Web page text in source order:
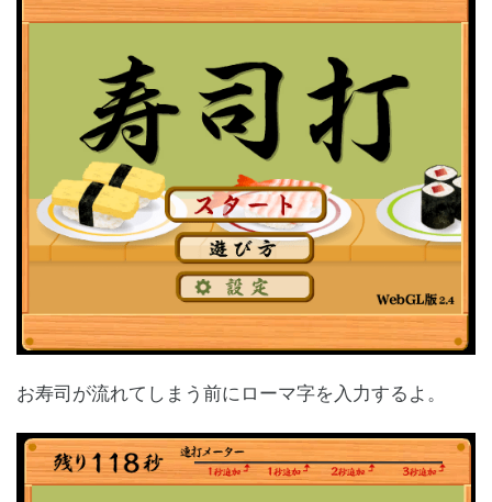
お寿司が流れてしまう前にローマ字を入力するよ。